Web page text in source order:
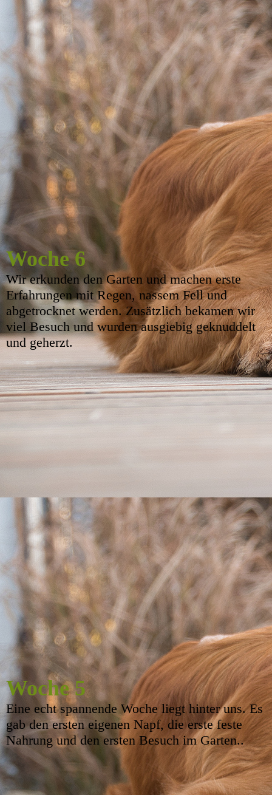
Woche 6
Wir erkunden den Garten und machen erste
Erfahrungen mit Regen, nassem Fell und
abgetrocknet werden. Zusätzlich bekamen wir
viel Besuch und wurden ausgiebig geknuddelt
und geherzt.
Woche 5
Eine echt spannende Woche liegt hinter uns. Es
gab den ersten eigenen Napf, die erste feste
Nahrung und den ersten Besuch im Garten..